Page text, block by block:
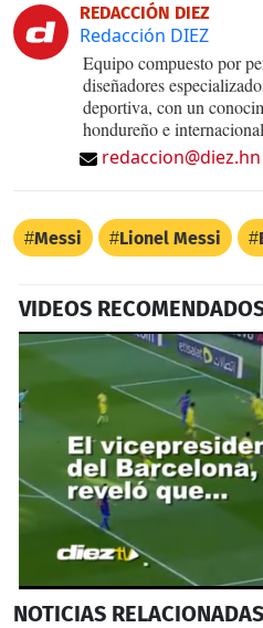
REDACCIÓN DIEZ
Redacción DIEZ
Equipo compuesto por
diseñadores
deportiva, con un
hondureño e
redaccion@diez.hn
Messi Lionel Messi
VIDEOS
seconds
NOTICIAS RELACIONADAS